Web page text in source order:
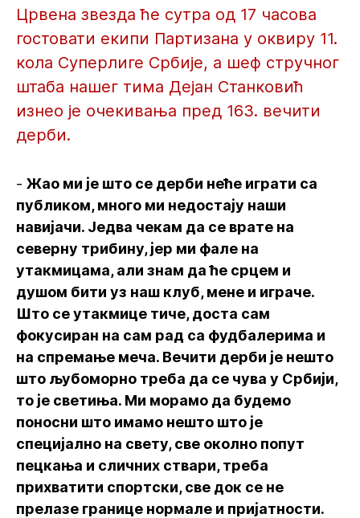
Црвена звезда ће сутра од 17 часова
гостовати екипи Партизана у оквиру 11.
кола Суперлиге Србије, а шеф стручног
штаба нашег тима Дејан Станковић
изнео је очекивања пред 163. вечити
дерби.
- Жао ми је што се дерби неће играти са
публиком, много ми недостају наши
навијачи. Једва чекам да се врате на
северну трибину, јер ми фале на
утакмицама, али знам да ће срцем и
душом бити уз наш клуб, мене и играче.
Што се утакмице тиче, доста сам
фокусиран на сам рад са фудбалерима и
на спремање меча. Вечити дерби је нешто
што љубоморно треба да се чува у Србији,
то је светиња. Ми морамо да будемо
поносни што имамо нешто што је
специјално на свету, све околно попут
пецкања и сличних ствари, треба
прихватити спортски, све док се не
прелазе границе нормале и пријатности.